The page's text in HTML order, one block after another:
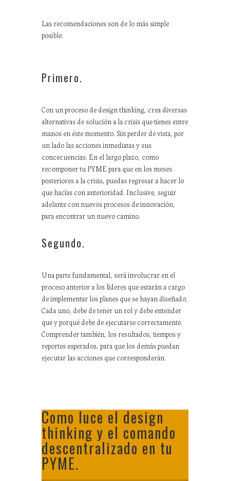
Las recomendaciones son de lo más simple
posible:
Primero.
Con un proceso de design thinking, crea diversas
alternativas de solución a la crisis que tienes entre
manos en éste momento. Sin perder de vista, por
un lado las acciones inmediatas y sus
concecuencias. En el largo plazo, como
recomponer tu PYME para que en los meses
posteriores a la crisis, puedas regresar a hacer lo
que hacías con anterioridad. Inclusive, seguir
adelante con nuevos procesos de innovación,
para encontrar un nuevo camino.
Segundo.
Una parte fundamental, será involucrar en el
proceso anterior a los líderes que estarán a cargo
de implementar los planes que se hayan diseñado.
Cada uno, debe de tener un rol y debe entender
que y porqué debe de ejecutarse correctamente.
Comprender también, los resultados, tiempos y
reportes esperados, para que los demás puedan
ejecutar las acciones que corresponderán.
Como luce el design
thinking y el comando
descentralizado en tu
PYME.